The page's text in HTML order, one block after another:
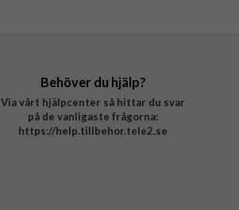
Behöver du hjälp?
Via vårt hjälpcenter så hittar du svar
på de vanligaste frågorna:
https://help.tillbehor.tele2.se